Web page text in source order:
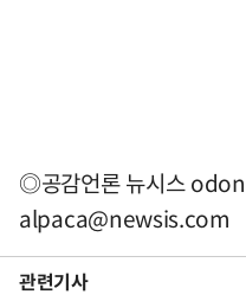
◎공감언론 뉴시스
alpaca@newsis.com
관련기사